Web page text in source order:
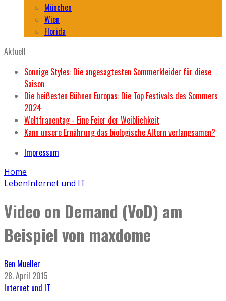
München
Wien
Florida
Aktuell
Sonnige Styles: Die angesagtesten Sommerkleider für diese
Saison
Die heißesten Bühnen Europas: Die Top Festivals des Sommers
2024
Weltfrauentag - Eine Feier der Weiblichkeit
Kann unsere Ernährung das biologische Altern verlangsamen?
Impressum
Home
LebenInternet und IT
Video on Demand (VoD) am
Beispiel von maxdome
Ben Mueller
28. April 2015
Internet und IT